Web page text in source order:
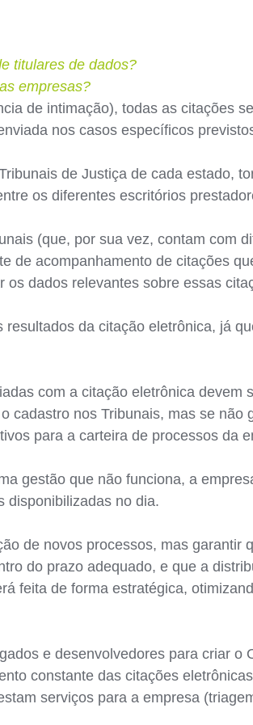
titulares de dados?
empresas?
de intimação), todas as citações
nos casos específicos
de Justiça de cada estado,
os diferentes escritórios
(que, por sua vez, contam com
de acompanhamento de citações
dados relevantes sobre essas
da citação eletrônica, já
com a citação eletrônica devem
cadastro nos Tribunais, mas se não
para a carteira de processos da
gestão que não funciona, a
disponibilizadas no dia.
de novos processos, mas garantir
do prazo adequado, e que a
feita de forma estratégica,
e desenvolvedores para criar o
constante das citações
serviços para a empresa